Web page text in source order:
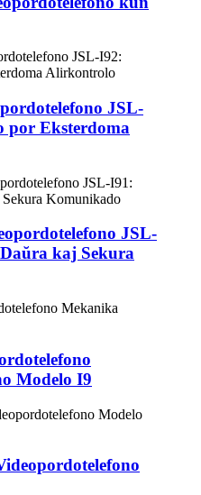
JSL-
por Eksterdoma
JSL-
kaj Sekura
Modelo I9